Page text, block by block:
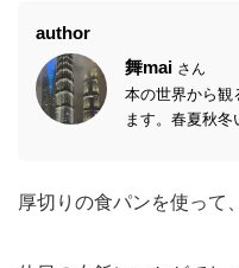
author
舞mai さん
本の世界から観
ます。春夏秋冬
厚切りの食パンを使って